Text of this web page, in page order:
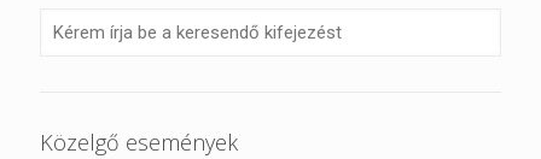
Közelgő események